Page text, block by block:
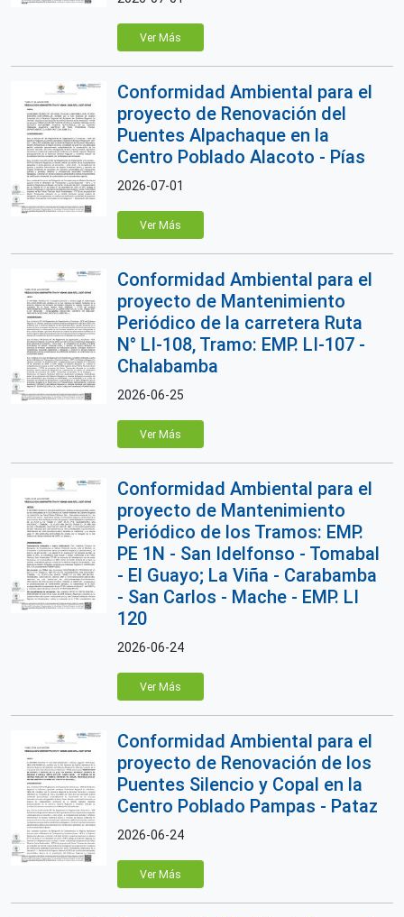
Ver Más
Conformidad Ambiental para el
proyecto de Renovación del
Puentes Alpachaque en la
Centro Poblado Alacoto - Pías
2026-07-01
Ver Más
Conformidad Ambiental para el
proyecto de Mantenimiento
Periódico de la carretera Ruta
N° LI-108, Tramo: EMP. LI-107 -
Chalabamba
2026-06-25
Ver Más
Conformidad Ambiental para el
proyecto de Mantenimiento
Periódico de los Tramos: EMP.
PE 1N - San Idelfonso - Tomabal
- El Guayo; La Viña - Carabamba
- San Carlos - Mache - EMP. LI
120
2026-06-24
Ver Más
Conformidad Ambiental para el
proyecto de Renovación de los
Puentes Silencio y Copal en la
Centro Poblado Pampas - Pataz
2026-06-24
Ver Más